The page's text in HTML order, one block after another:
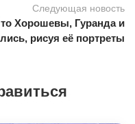
Следующая новость
Хорошевы, Гуранда и
рисуя её портреты